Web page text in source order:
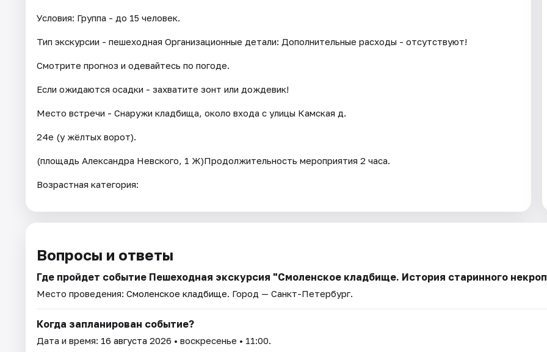
Условия: Группа - до 15 человек.
Тип экскурсии - пешеходная Организационные детали: Дополнительные расходы - отсутствуют!
Смотрите прогноз и одевайтесь по погоде.
Если ожидаются осадки - захватите зонт или дождевик!
Место встречи - Снаружи кладбища, около входа с улицы Камская д.
24е (у жёлтых ворот).
(площадь Александра Невского, 1 Ж)Продолжительность мероприятия 2 часа.
Возрастная категория:
Вопросы и ответы
Где пройдет событие Пешеходная экскурсия "Смоленское кладбище. История старинного
Место проведения: Смоленское кладбище. Город — Санкт-Петербург.
Когда запланирован событие?
Дата и время: 16 августа 2026 • воскресенье • 11:00.